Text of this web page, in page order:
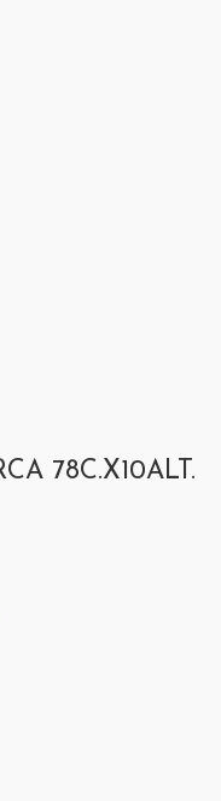
78C.X10ALT.